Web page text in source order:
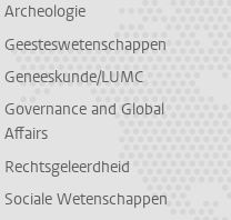
Archeologie
Geesteswetenschappen
Geneeskunde/LUMC
Governance and Global
Affairs
Rechtsgeleerdheid
Sociale Wetenschappen